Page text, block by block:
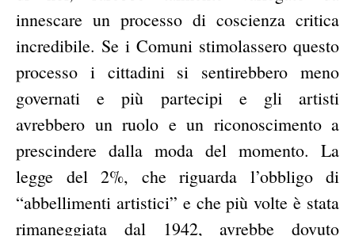
innescare un processo di coscienza critica
incredibile. Se i Comuni stimolassero questo
processo i cittadini si sentirebbero meno
governati e più partecipi e gli artisti
avrebbero un ruolo e un riconoscimento a
prescindere dalla moda del momento. La
legge del 2%, che riguarda l’obbligo di
“abbellimenti artistici” e che più volte è stata
rimaneggiata dal 1942, avrebbe dovuto